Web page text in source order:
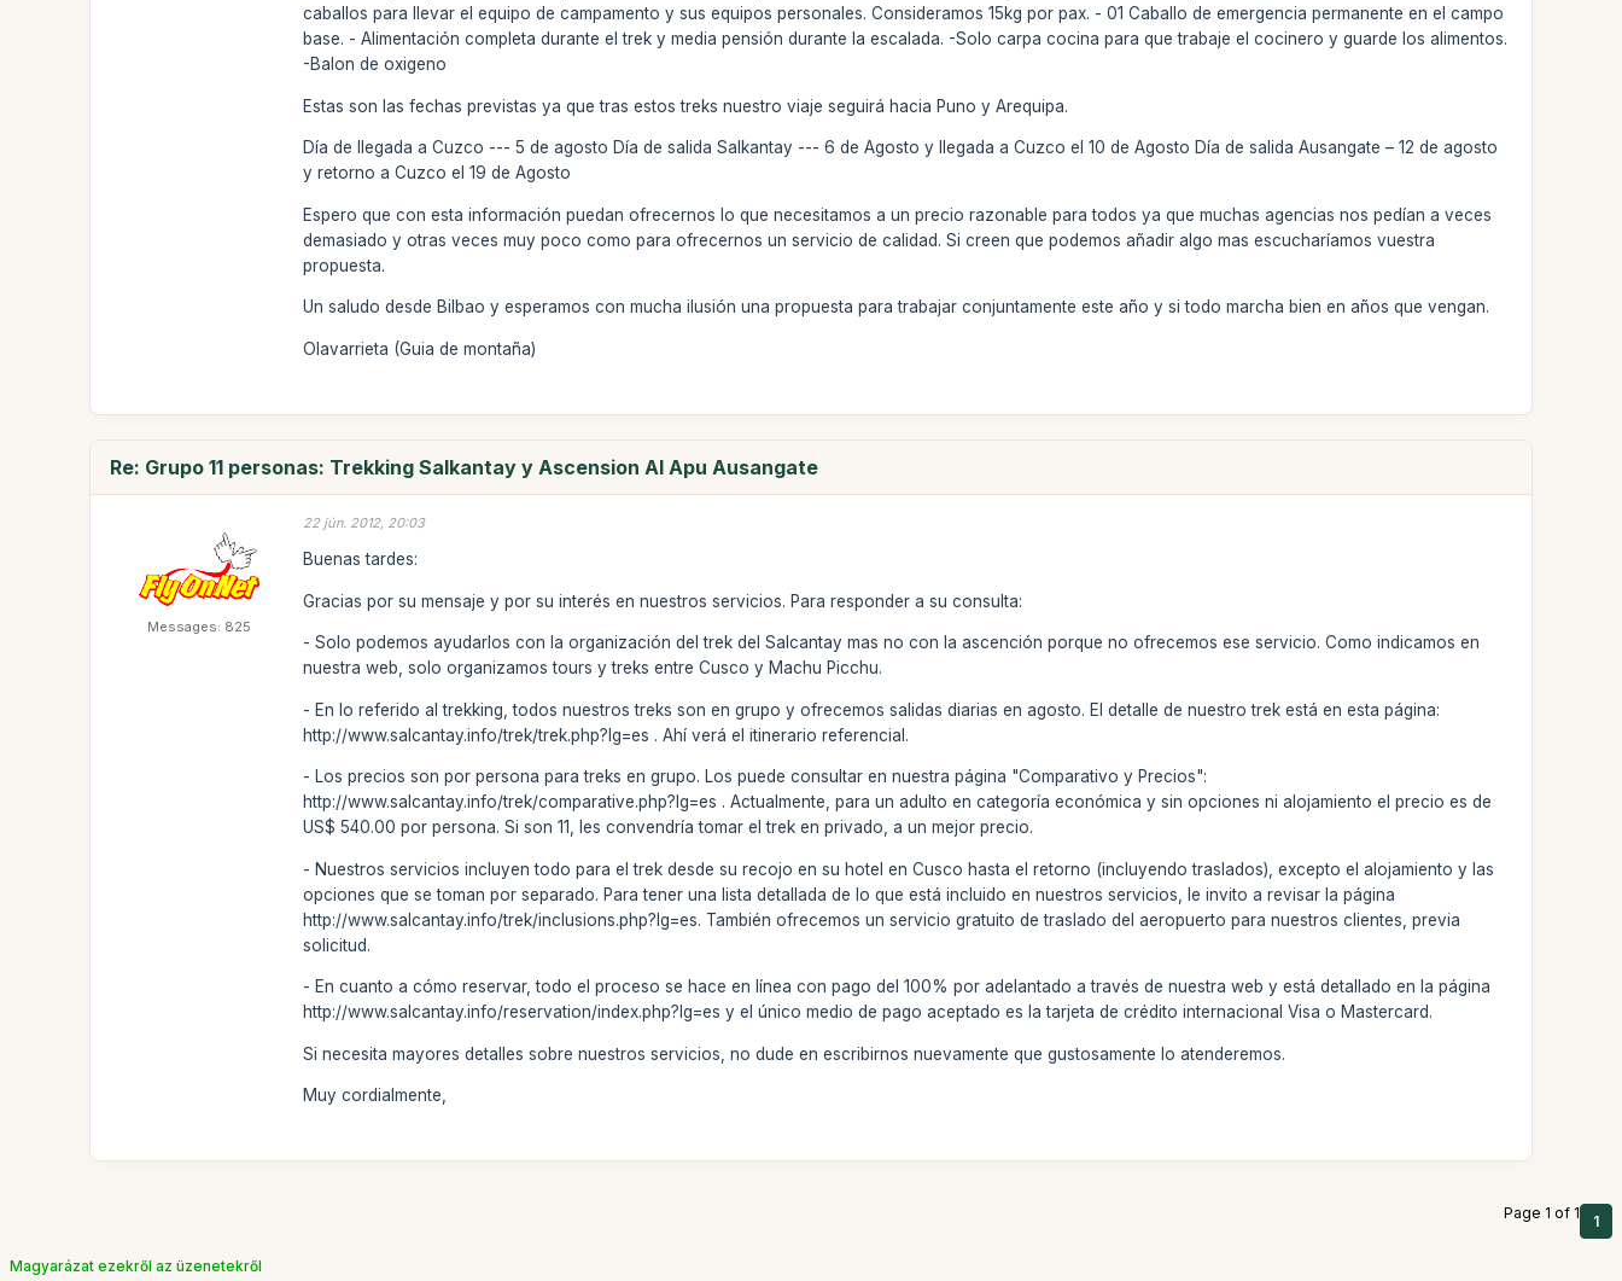
caballos para llevar el equipo de campamento y sus equipos personales. Consideramos 15kg por pax. - 01 Caballo de emergencia permanente en el campo
base. - Alimentación completa durante el trek y media pensión durante la escalada. -Solo carpa cocina para que trabaje el cocinero y guarde los alimentos.
-Balon de oxigeno
Estas son las fechas previstas ya que tras estos treks nuestro viaje seguirá hacia Puno y Arequipa.
Día de llegada a Cuzco --- 5 de agosto Día de salida Salkantay --- 6 de Agosto y llegada a Cuzco el 10 de Agosto Día de salida Ausangate – 12 de agosto
y retorno a Cuzco el 19 de Agosto
Espero que con esta información puedan ofrecernos lo que necesitamos a un precio razonable para todos ya que muchas agencias nos pedían a veces
demasiado y otras veces muy poco como para ofrecernos un servicio de calidad. Si creen que podemos añadir algo mas escucharíamos vuestra
propuesta.
Un saludo desde Bilbao y esperamos con mucha ilusión una propuesta para trabajar conjuntamente este año y si todo marcha bien en años que vengan.
Olavarrieta (Guia de montaña)
Re: Grupo 11 personas: Trekking Salkantay y Ascension Al Apu Ausangate
Messages: 825
22 jún. 2012, 20:03
Buenas tardes:
Gracias por su mensaje y por su interés en nuestros servicios. Para responder a su consulta:
- Solo podemos ayudarlos con la organización del trek del Salcantay mas no con la ascención porque no ofrecemos ese servicio. Como indicamos en
nuestra web, solo organizamos tours y treks entre Cusco y Machu Picchu.
- En lo referido al trekking, todos nuestros treks son en grupo y ofrecemos salidas diarias en agosto. El detalle de nuestro trek está en esta página:
http://www.salcantay.info/trek/trek.php?lg=es . Ahí verá el itinerario referencial.
- Los precios son por persona para treks en grupo. Los puede consultar en nuestra página "Comparativo y Precios":
http://www.salcantay.info/trek/comparative.php?lg=es . Actualmente, para un adulto en categoría económica y sin opciones ni alojamiento el precio es de
US$ 540.00 por persona. Si son 11, les convendría tomar el trek en privado, a un mejor precio.
- Nuestros servicios incluyen todo para el trek desde su recojo en su hotel en Cusco hasta el retorno (incluyendo traslados), excepto el alojamiento y las
opciones que se toman por separado. Para tener una lista detallada de lo que está incluido en nuestros servicios, le invito a revisar la página
http://www.salcantay.info/trek/inclusions.php?lg=es. También ofrecemos un servicio gratuito de traslado del aeropuerto para nuestros clientes, previa
solicitud.
- En cuanto a cómo reservar, todo el proceso se hace en línea con pago del 100% por adelantado a través de nuestra web y está detallado en la página
http://www.salcantay.info/reservation/index.php?lg=es y el único medio de pago aceptado es la tarjeta de crédito internacional Visa o Mastercard.
Si necesita mayores detalles sobre nuestros servicios, no dude en escribirnos nuevamente que gustosamente lo atenderemos.
Muy cordialmente,
Page 1 of 1 1
Magyarázat ezekről az üzenetekről